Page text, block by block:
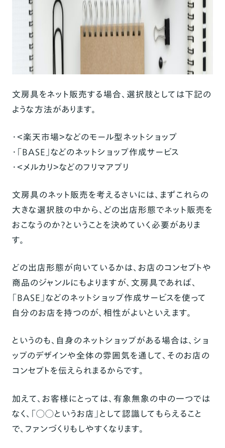
文房具をネット販売する場合、選択肢としては下記の
ような方法があります。
・＜楽天市場＞などのモール型ネットショップ
・「BASE」などのネットショップ作成サービス
・＜メルカリ＞などのフリマアプリ
文房具のネット販売を考えるさいには、まずこれらの
大きな選択肢の中から、どの出店形態でネット販売を
おこなうのか？ということを決めていく必要がありま
す。
どの出店形態が向いているかは、お店のコンセプトや
商品のジャンルにもよりますが、文房具であれば、
「BASE」などのネットショップ作成サービスを使って
自分のお店を持つのが、相性がよいといえます。
というのも、自身のネットショップがある場合は、ショ
ップのデザインや全体の雰囲気を通して、そのお店の
コンセプトを伝えられまるからです。
加えて、お客様にとっては、有象無象の中の一つでは
なく、 「◯◯というお店」として認識してもらえること
で、ファンづくりもしやすくなります。